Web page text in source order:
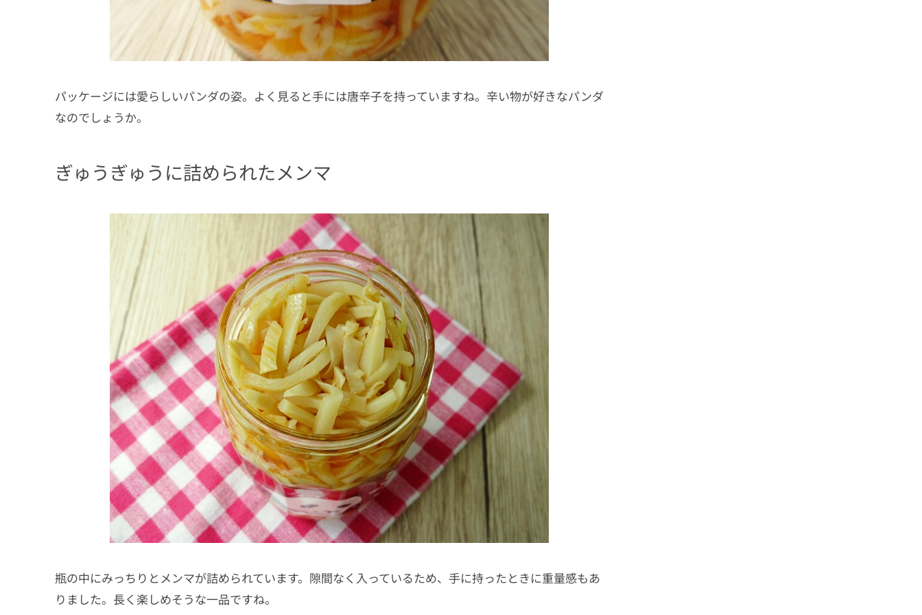
パッケージには愛らしいパンダの姿。よく見ると手には唐辛子を持っていますね。辛い物が好きなパンダ
なのでしょうか。
ぎゅうぎゅうに詰められたメンマ
瓶の中にみっちりとメンマが詰められています。隙間なく入っているため、手に持ったときに重量感もあ
りました。長く楽しめそうな一品ですね。